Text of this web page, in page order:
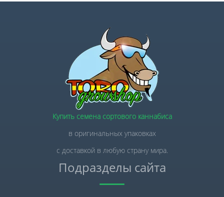
Купить семена сортового каннабиса
в оригинальных упаковках
с доставкой в любую страну мира.
Подразделы сайта